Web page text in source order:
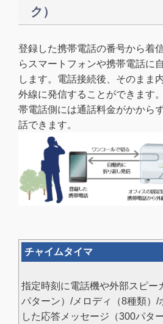
ク）
登録した携帯電話の番号から着
らスマートフォンや携帯電話に
します。電話接続後、そのまま
外線に発信することができます
帯電話側には通話料金がかから
話できます。
チャイムタイマ
指定時刻に電話機や外部スピー
パターン）/メロディ（8種類）/
した応答メッセージ（300パタ